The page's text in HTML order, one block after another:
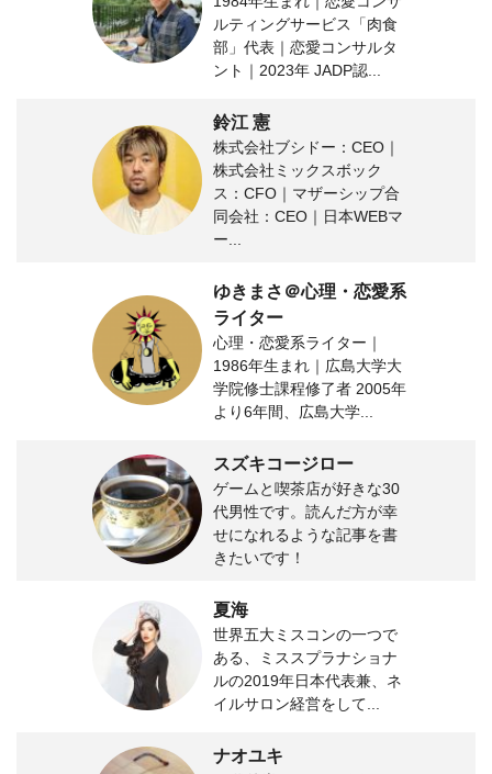
ルティングサービス「肉食
部」代表｜恋愛コンサルタ
ント｜2023年 JADP認...
鈴江 憲
株式会社ブシドー：CEO｜
株式会社ミックスボック
ス：CFO｜マザーシップ合
同会社：CEO｜日本WEBマ
ー...
ゆきまさ＠心理・恋愛系
ライター
心理・恋愛系ライター｜
1986年生まれ｜広島大学大
学院修士課程修了者 2005年
より6年間、広島大学...
スズキコージロー
ゲームと喫茶店が好きな30
代男性です。読んだ方が幸
せになれるような記事を書
きたいです！
夏海
世界五大ミスコンの一つで
ある、ミススプラナショナ
ルの2019年日本代表兼、ネ
イルサロン経営をして...
ナオユキ